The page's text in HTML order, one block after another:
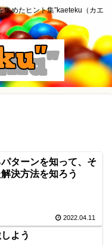
めたヒント集”kaeteku（カエ
ターンを知って、そ
決方法を知ろう
2022.04.11
よう